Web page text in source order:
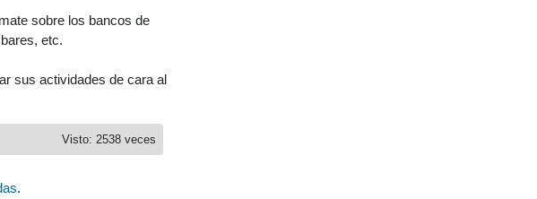
sobre los bancos de
etc.
sus actividades de cara al
Visto: 2538 veces
.